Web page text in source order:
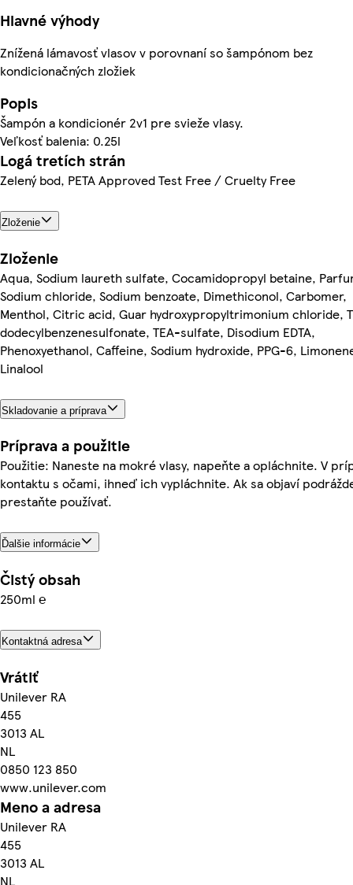
Hlavné výhody
Znížená lámavosť vlasov v porovnaní so šampónom bez
kondicionačných zložiek
Popis
Šampón a kondicionér 2v1 pre svieže vlasy.
Veľkosť balenia: 0.25l
Logá tretích strán
Zelený bod, PETA Approved Test Free / Cruelty Free
Zloženie
Zloženie
Aqua, Sodium laureth sulfate, Cocamidopropyl betaine,
Sodium chloride, Sodium benzoate, Dimethiconol, Carbomer,
Menthol, Citric acid, Guar hydroxypropyltrimonium chloride,
dodecylbenzenesulfonate, TEA-sulfate, Disodium EDTA,
Phenoxyethanol, Caffeine, Sodium hydroxide, PPG-6,
Linalool
Skladovanie a príprava
Príprava a použitie
Použitie: Naneste na mokré vlasy, napeňte a opláchnite. V
kontaktu s očami, ihneď ich vypláchnite. Ak sa objaví
prestaňte používať.
Ďalšie informácie
Čistý obsah
250ml ℮
Kontaktná adresa
Vrátiť
Unilever RA
455
3013 AL
NL
0850 123 850
www.unilever.com
Meno a adresa
Unilever RA
455
3013 AL
NL